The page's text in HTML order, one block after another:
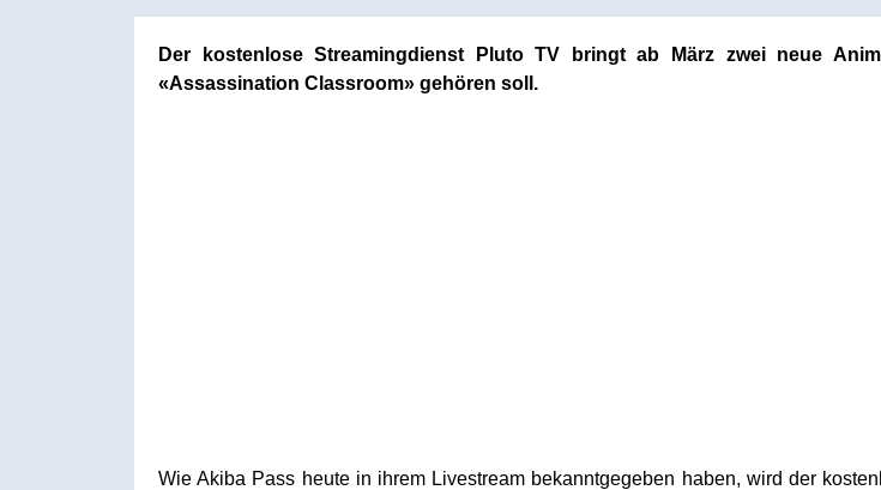
Der kostenlose Streamingdienst Pluto TV bringt ab März zwei neue
«Assassination Classroom» gehören soll.
Wie Akiba Pass heute in ihrem Livestream bekanntgegeben haben, wird der